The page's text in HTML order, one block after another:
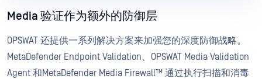
Media 验证作为额外的防御层
OPSWAT 还提供一系列解决方案来加强您的深度防御战略。
MetaDefender Endpoint Validation、OPSWAT Media Validation
Agent 和MetaDefender Media Firewall™ 通过执行扫描和消毒